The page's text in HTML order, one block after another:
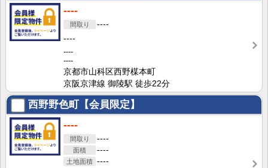
----
----
----
----
----
京都市山科区西野楳本町
京阪京津線 御陵駅 徒歩22分
西野野色町【会員限定】
----
----
----
----